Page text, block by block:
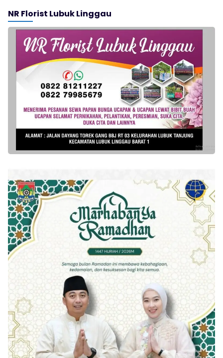
NR Florist Lubuk Linggau